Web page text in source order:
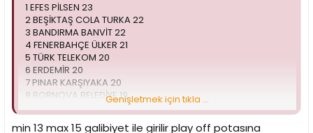
1 EFES PİLSEN 23
2 BEŞİKTAŞ COLA TURKA 22
3 BANDIRMA BANVİT 22
4 FENERBAHÇE ÜLKER 21
5 TÜRK TELEKOM 20
6 ERDEMİR 20
7 PINAR KARŞIYAKA 20
8 BORNOVA BELEDİYE 19
9 ANTALYA BÜYÜKŞEHİR BLD. 19
Genişletmek için tıkla ...
min 13 max 15 galibiyet ile girilir play off potasına